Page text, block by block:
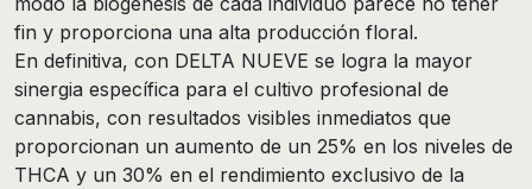
fin y proporciona una alta producción floral.
En definitiva, con DELTA NUEVE se logra la mayor
sinergia específica para el cultivo profesional de
cannabis, con resultados visibles inmediatos que
proporcionan un aumento de un 25% en los niveles de
THCA y un 30% en el rendimiento exclusivo de la